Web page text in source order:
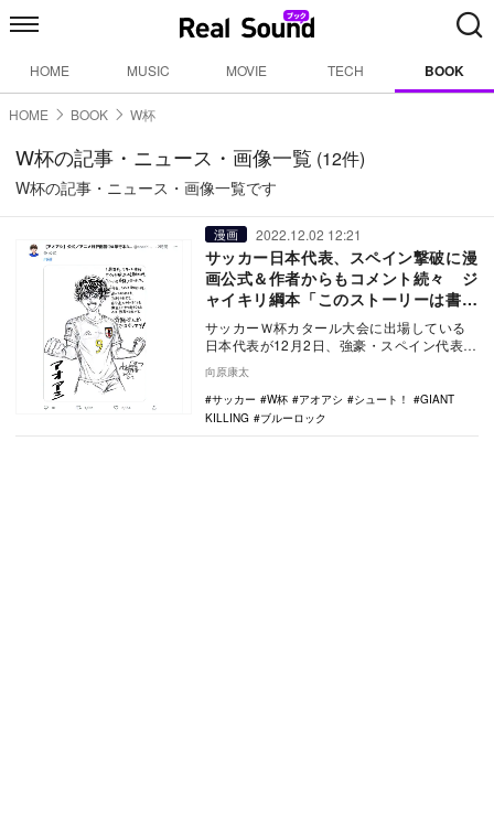
HOME MUSIC MOVIE TECH BOOK
HOME BOOK W杯
W杯の記事・ニュース・画像一覧 (12件)
W杯の記事・ニュース・画像一覧です
漫画 2022.12.02 12:21
サッカー日本代表、スペイン撃破に漫
画公式＆作者からもコメント続々 ジ
ャイキリ綱本「このストーリーは書け
ない」
サッカーＷ杯カタール大会に出場している
日本代表が12月2日、強豪・スペイン代表に
の進出…
向原康太
サッカー
W杯 アオアシ シュート！
GIANT
KILLING
ブルーロック